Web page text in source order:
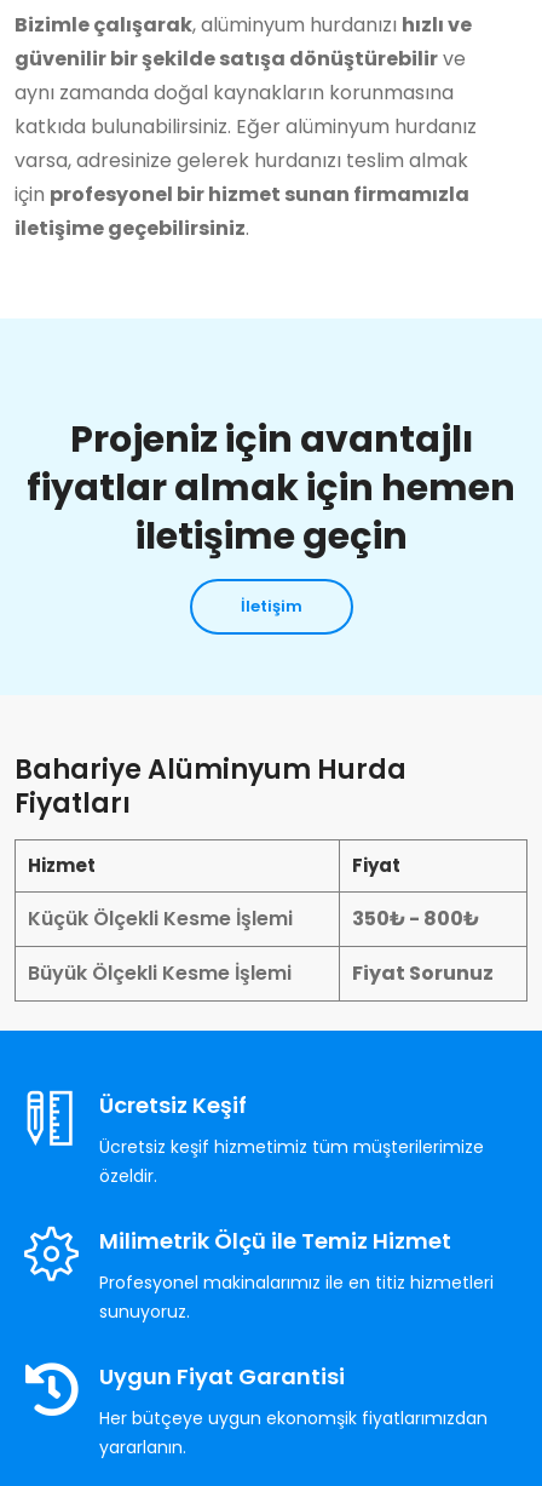
Bizimle çalışarak, alüminyum hurdanızı hızlı ve
güvenilir bir şekilde satışa dönüştürebilirve
aynı zamanda doğal kaynakların korunmasına
katkıda bulunabilirsiniz. Eğer alüminyum hurdanız
varsa, adresinize gelerek hurdanızı teslim almak
için profesyonel bir hizmet sunan firmamızla
iletişime geçebilirsiniz.
Projeniz için avantajlı
fiyatlar almak için hemen
iletişime geçin
İletişim
Bahariye Alüminyum Hurda
Fiyatları
Hizmet Fiyat
Küçük Ölçekli Kesme İşlemi
350₺ - 800₺
Büyük Ölçekli Kesme İşlemi
Fiyat Sorunuz
Ücretsiz Keşif
Ücretsiz keşif hizmetimiz tüm müşterilerimize
özeldir.
Milimetrik Ölçü ile Temiz Hizmet
Profesyonel makinalarımız ile en titiz hizmetleri
sunuyoruz.
Uygun Fiyat Garantisi
Her bütçeye uygun ekonomşik fiyatlarımızdan
yararlanın.